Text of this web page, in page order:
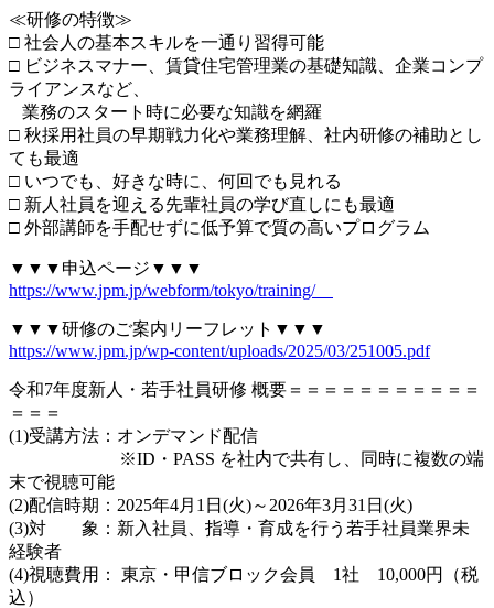
≪研修の特徴≫
□ 社会人の基本スキルを一通り習得可能
□ ビジネスマナー、賃貸住宅管理業の基礎知識、企業コンプ
ライアンスなど、
業務のスタート時に必要な知識を網羅
□ 秋採用社員の早期戦力化や業務理解、社内研修の補助とし
ても最適
□ いつでも、好きな時に、何回でも見れる
□ 新人社員を迎える先輩社員の学び直しにも最適
□ 外部講師を手配せずに低予算で質の高いプログラム
▼▼▼申込ページ▼▼▼
https://www.jpm.jp/webform/tokyo/training/
▼▼▼研修のご案内リーフレット▼▼▼
https://www.jpm.jp/wp-content/uploads/2025/03/251005.pdf
令和7年度新人・若手社員研修 概要＝＝＝＝＝＝＝＝＝＝＝
＝＝＝
(1)受講方法：オンデマンド配信
※ID・PASS を社内で共有し、同時に複数の端
末で視聴可能
(2)配信時期：2025年4月1日(火)～2026年3月31日(火)
(3)対 象：新入社員、指導・育成を行う若手社員業界未
経験者
(4)視聴費用： 東京・甲信ブロック会員 1社 10,000円（税
込）